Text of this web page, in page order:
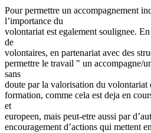
Pour permettre un accompagnement
l’importance du
volontariat est egalement soulignee.
de
volontaires, en partenariat avec des
permettre le travail " un accompagne/
sans
doute par la valorisation du volontariat
formation, comme cela est deja en
et
europeen, mais peut-etre aussi par
encouragement d’actions qui mettent